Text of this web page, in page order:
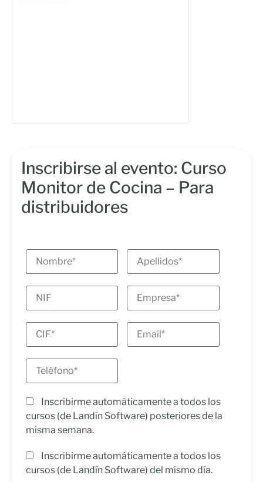
Inscribirse al evento: Curso
Monitor de Cocina – Para
distribuidores
Inscribirme automáticamente a todos los
cursos (de Landín Software) posteriores de la
misma semana.
Inscribirme automáticamente a todos los
cursos (de Landín Software) del mismo día.